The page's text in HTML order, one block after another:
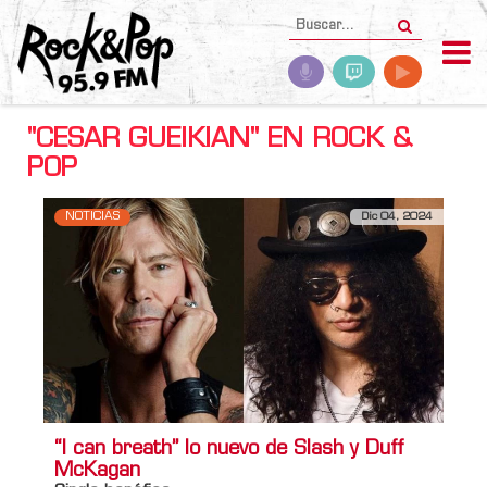
"CESAR GUEIKIAN" EN ROCK &
POP
NOTICIAS Dic 04, 2024
“I can breath” lo nuevo de Slash y Duff
McKagan